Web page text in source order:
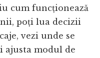
cum funcționează
poți lua decizii
vezi unde se
ajusta modul de